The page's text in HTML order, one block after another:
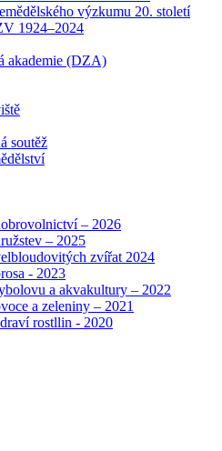
výzkumu 20. století
1924–2024
akademie (DZA)
soutěž
– 2026
– 2025
zvířat 2024
- 2023
a akvakultury – 2022
a zeleniny – 2021
rostllin - 2020